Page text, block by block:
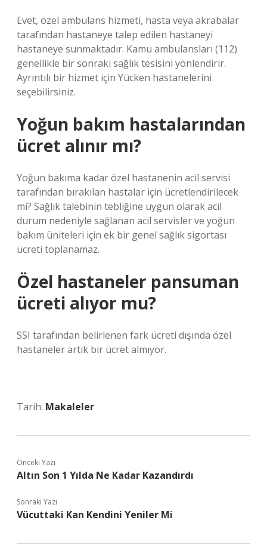
Evet, özel ambulans hizmeti, hasta veya akrabalar
tarafından hastaneye talep edilen hastaneyi
hastaneye sunmaktadır. Kamu ambulansları (112)
genellikle bir sonraki sağlık tesisini yönlendirir.
Ayrıntılı bir hizmet için Yücken hastanelerini
seçebilirsiniz.
Yoğun bakım hastalarından
ücret alınır mı?
Yoğun bakıma kadar özel hastanenin acil servisi
tarafından bırakılan hastalar için ücretlendirilecek
mi? Sağlık talebinin tebliğine uygun olarak acil
durum nedeniyle sağlanan acil servisler ve yoğun
bakım üniteleri için ek bir genel sağlık sigortası
ücreti toplanamaz.
Özel hastaneler pansuman
ücreti alıyor mu?
SSI tarafından belirlenen fark ücreti dışında özel
hastaneler artık bir ücret almıyor.
Tarih: Makaleler
Önceki Yazı
Altın Son 1 Yılda Ne Kadar Kazandırdı
Sonraki Yazı
Vücuttaki Kan Kendini Yeniler Mi